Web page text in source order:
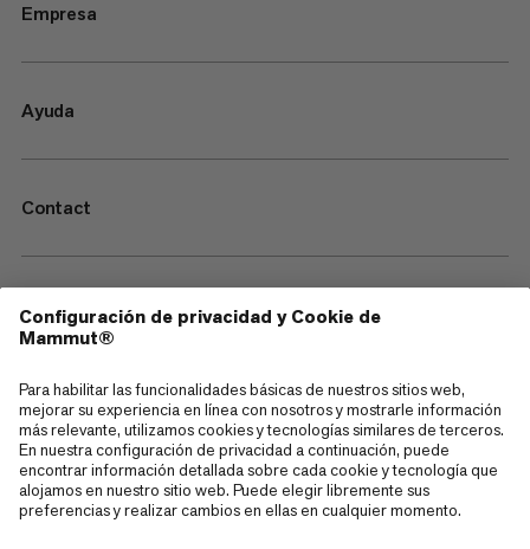
Empresa
Ayuda
Contact
—
Sitemap
Cookies